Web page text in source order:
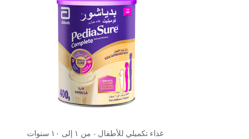
غذاء تكميلي للأطفال - من ١ إلى ١٠ سنوات